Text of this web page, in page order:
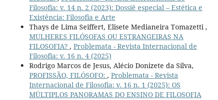
Filosofia: v. 14 n. 2 (2023): Dossiê especial – Estética e
Existência: Filosofia e Arte
Thays de Lima Seiffert, Elisete Medianeira Tomazetti ,
MULHERES FILÓSOFAS OU ESTRANGEIRAS NA
FILOSOFIA? , Problemata - Revista Internacional de
Filosofia: v. 16 n. 4 (2025)
Rodrigo Marcos de Jesus, Alécio Donizete da Silva,
PROFISSÃO, FILÓSOFO: , Problemata - Revista
Internacional de Filosofia: v. 16 n. 1 (2025): OS
MÚLTIPLOS PANORAMAS DO ENSINO DE FILOSOFIA